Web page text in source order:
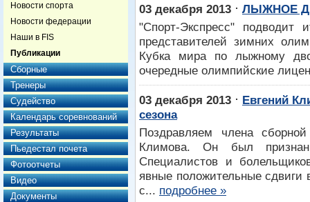
Новости спорта
Новости федерации
Наши в FIS
Публикации
Сборные
Тренеры
Судейство
Календарь соревнований
Результаты
Пьедестал почета
Фотоотчеты
Видео
Документы
03 декабря 2013 ⋅ ЛЫЖНОЕ
"Спорт-Экспресс" подводит
представителей зимних
Кубка мира по лыжному
очередные олимпийские
03 декабря 2013 ⋅ Евгений
сезона
Поздравляем члена
Климова. Он был
Специалистов и
явные положительные сдвиги
с... подробнее »